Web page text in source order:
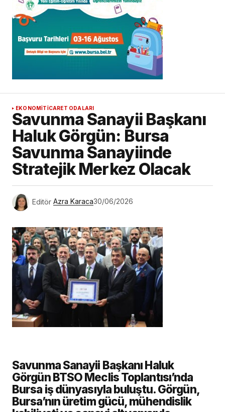
EKONOMİTICARET ODALARI
Savunma Sanayii Başkanı
Haluk Görgün: Bursa
Savunma Sanayiinde
Stratejik Merkez Olacak
Editör Azra Karaca30/06/2026
Savunma Sanayii Başkanı Haluk
Görgün BTSO Meclis Toplantısı’nda
Bursa iş dünyasıyla buluştu. Görgün,
Bursa’nın üretim gücü, mühendislik